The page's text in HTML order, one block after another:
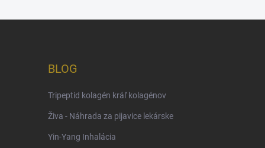
BLOG
Tripeptid kolagén kráľ kolagénov
Živa - Náhrada za pijavice lekárske
Yin-Yang Inhalácia